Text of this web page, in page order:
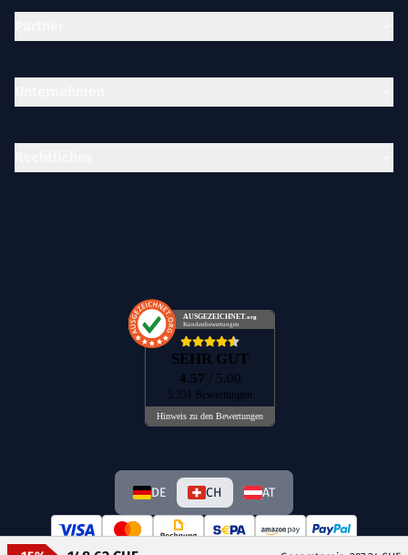
AUSGEZEICHNET.org
Kundenbewertungen
SEHR GUT
4.57 / 5.00
5.351 Bewertungen
Hinweis zu den Bewertungen
DE CH AT